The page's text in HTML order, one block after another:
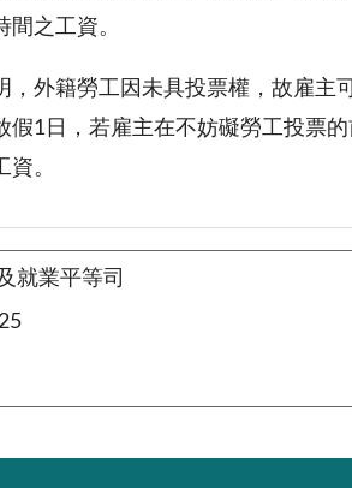
間之工資。
，外籍勞工因未具投票權，故雇主
假1日，若雇主在不妨礙勞工投票
資。
就業平等司